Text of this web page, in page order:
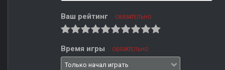
Ваш рейтинг ОБЯЗАТЕЛЬНО
Время игры ОБЯЗАТЕЛЬНО